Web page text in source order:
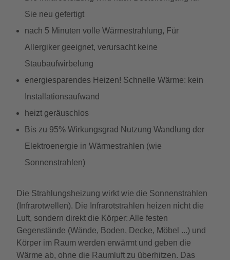
Sie neu gefertigt
nach 5 Minuten volle Wärmestrahlung, Für
Allergiker geeignet, verursacht keine
Staubaufwirbelung
energiesparendes Heizen! Schnelle Wärme: kein
Installationsaufwand
heizt geräuschlos
Bis zu 95% Wirkungsgrad Nutzung Wandlung der
Elektroenergie in Wärmestrahlen (wie
Sonnenstrahlen)
Die Strahlungsheizung wirkt wie die Sonnenstrahlen
(Infrarotwellen). Die Infrarotstrahlen heizen nicht die
Luft, sondern direkt die Körper: Alle festen
Gegenstände (Wände, Boden, Decke, Möbel ...) und
Körper im Raum werden erwärmt und geben die
Wärme ab, ohne die Raumluft zu überhitzen. Das